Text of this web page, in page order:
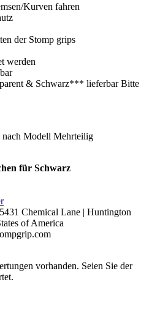
Kurven fahren
der Stomp grips
werden
& Schwarz*** lieferbar Bitte
Modell Mehrteilig
für Schwarz
Chemical Lane | Huntington
of America
vorhanden. Seien Sie der